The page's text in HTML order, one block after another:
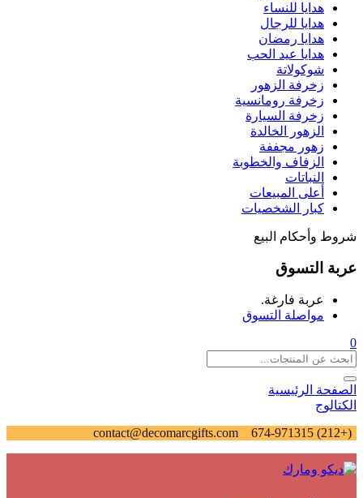
هدايا للنساء
هدايا للرجال
هدايا رمضان
هدايا عيد الحب
شوكولاتة
زخرفة الزهور
زخرفة رومانسية
زخرفة السيارة
الزهور الخالدة
زهور مجففة
الزفاف والخطوبة
النباتات
أعلى المبيعات
كبار الشخصيات
شروط وأحكام البيع
عربة التسوق
عربة فارغة.
مواصلة التسوق
0
الصفحة الرئيسية
الكتالوج
(+212) 674-971315
contact@decomarcgifts.com